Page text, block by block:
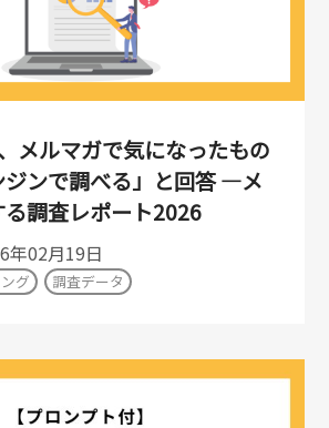
メルマガで気になったもの
ジンで調べる」と回答 ―メ
調査レポート2026
年02月19日
グ 調査データ